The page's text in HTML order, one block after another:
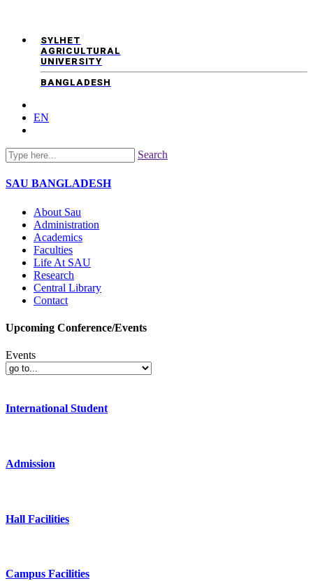
SYLHET
AGRICULTURAL
UNIVERSITY
BANGLADESH
EN
Search
SAU BANGLADESH
About Sau
Administration
Academics
Faculties
Life At SAU
Research
Central Library
Contact
Upcoming Conference/Events
Events
International Student
Admission
Hall Facilities
Campus Facilities